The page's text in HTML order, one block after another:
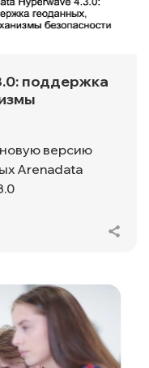
поддержка
версию
Arenadata